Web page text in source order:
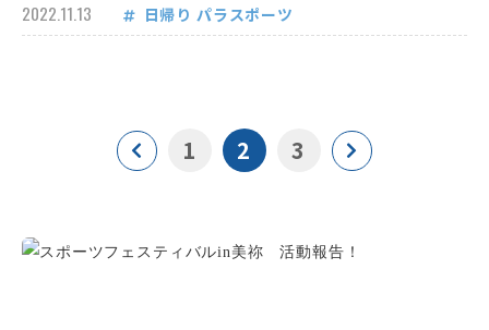
2022.11.13 日帰り パラスポーツ
1 2 3